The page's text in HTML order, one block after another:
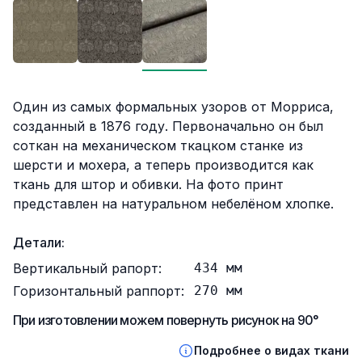
Описание
Один из самых формальных узоров от Морриса,
созданный в 1876 году. Первоначально он был
соткан на механическом ткацком станке из
шерсти и мохера, а теперь производится как
ткань для штор и обивки. На фото принт
представлен на натуральном небелёном хлопке.
Детали:
Вертикальный рапорт:
434 мм
Горизонтальный раппорт: 270 мм
При изготовлении можем повернуть рисунок на 90°
Подробнее о видах ткани